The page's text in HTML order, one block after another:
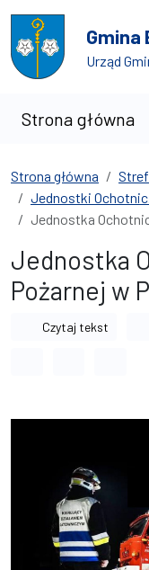
Przejdź do treści
Przejdź do wyszukiwarki
Gmina
Urząd
Strona główna
Strona główna
Jednostki
Jednostka
Jednostka
Pożarnej w
Czytaj tekst